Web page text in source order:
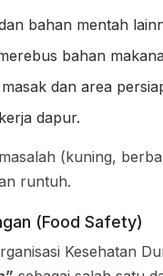
bahan mentah
bahan
dan area
dapur.
(kuning,
runtuh.
(Food Safety)
Kesehatan